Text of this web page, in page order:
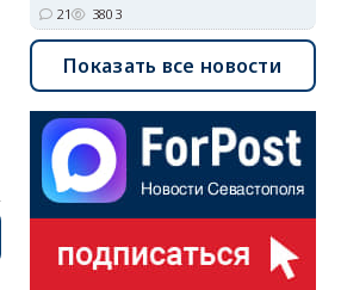
21 3803
Показать все новости